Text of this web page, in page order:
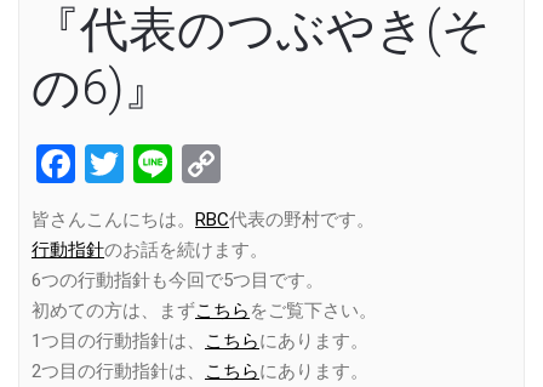
『代表のつぶやき(そ
の6)』
Facebook
Twitter
Line
Link
皆さんこんにちは。 RBC代表の野村です。
行動指針のお話を続けます。
6つの行動指針も今回で5つ目です。
初めての方は、まずこちら をご覧下さい。
1つ目の行動指針は、
こちらにあります。
2つ目の行動指針は、
こちらにあります。